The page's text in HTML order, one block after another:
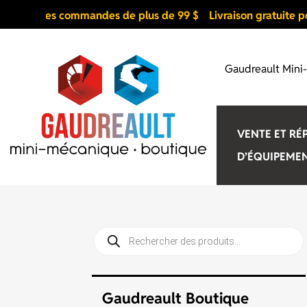
les commandes de plus de 99 $ Livraison gratuite pour
Gaudreault
VENTE ET
Recherche
de
Gaudreault Boutique